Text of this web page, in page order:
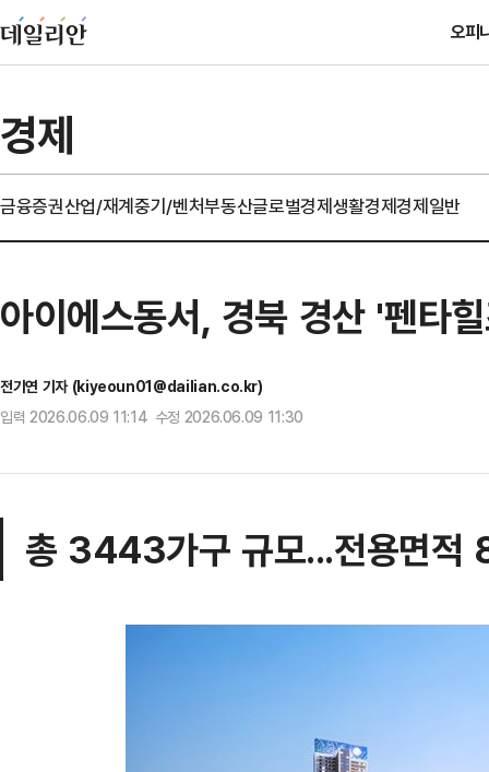
오피
경제
금융증권산업/재계중기/벤처부동산글로벌경제생활경제경제일반
아이에스동서, 경북 경산 '펜타
전기연 기자 (kiyeoun01@dailian.co.kr)
입력 2026.06.09 11:14 수정 2026.06.09 11:30
총 3443가구 규모...전용면